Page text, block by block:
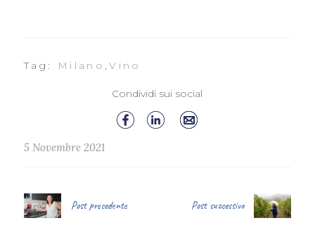
Tag: Milano ,Vino
Condividi sui social
5 Novembre 2021
Post precedente Post successivo